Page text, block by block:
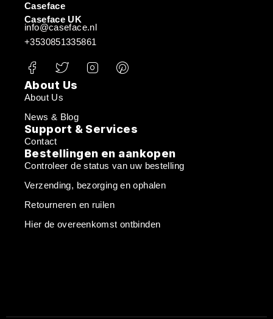
Caseface
Caseface UK
info@caseface.nl
+3530851335861
About Us
About Us
News & Blog
Support & Services
Contact
Bestellingen en aankopen
Controleer de status van uw bestelling
Verzending, bezorging en ophalen
Retourneren en ruilen
Hier de overeenkomst ontbinden